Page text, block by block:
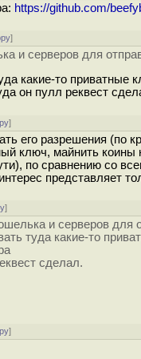
https://github.com/
]
и серверов для
какие-то
он пулл реквест
]
его разрешения (по
ключ, майнить коины
по сравнению со
представляет
]
и серверов для
туда какие-то
сделал.
]